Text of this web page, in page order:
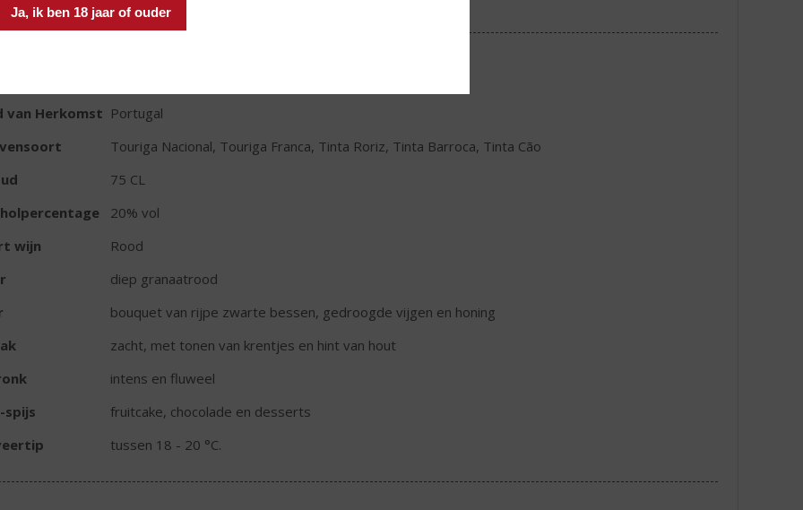
Ja, ik ben 18 jaar of ouder
van Herkomst Portugal
Touriga Nacional, Touriga Franca, Tinta Roriz, Tinta Barroca, Tinta Cão
75 CL
20% vol
wijn
Rood
diep granaatrood
bouquet van rijpe zwarte bessen, gedroogde vijgen en honing
zacht, met tonen van krentjes en hint van hout
intens en fluweel
spijs
fruitcake, chocolade en desserts
tussen 18 - 20 °C.